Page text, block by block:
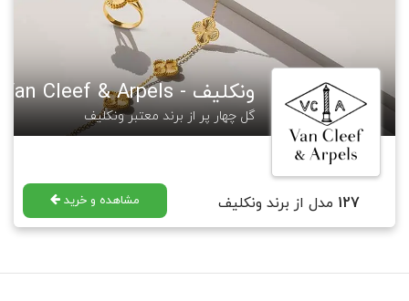
ونکلیف - Van Cleef & Arpels
گل چهار پر از برند معتبر ونکلیف
127 مدل از برند ونکلیف مشاهده و خرید